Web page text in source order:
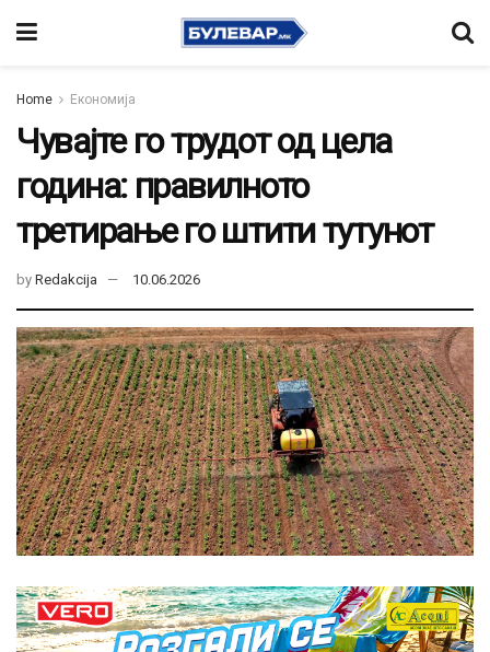
Home Економија
Чувајте го трудот од цела
година: правилното
третирање го штити тутунот
by Redakcija 10.06.2026